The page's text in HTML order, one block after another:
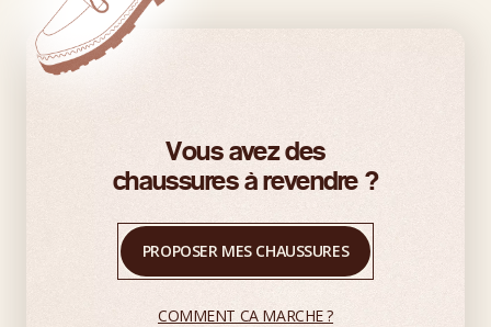
Vous avez des
chaussures à revendre ?
PROPOSER MES CHAUSSURES
COMMENT CA MARCHE ?